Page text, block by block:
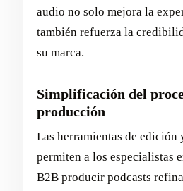
audio no solo mejora la
también refuerza la
su marca.
Simplificación del
producción
Las herramientas de
permiten a los especialistas
B2B producir podcasts